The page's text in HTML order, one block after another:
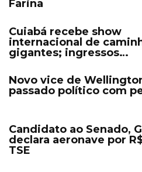
Farina
Cuiabá recebe show
internacional de
gigantes; ingressos…
Novo vice de
passado político com
Candidato ao Senado,
declara aeronave por
TSE